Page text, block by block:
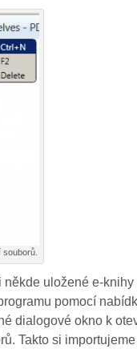
uložené e-
pomocí
dialogové okno k
Takto si